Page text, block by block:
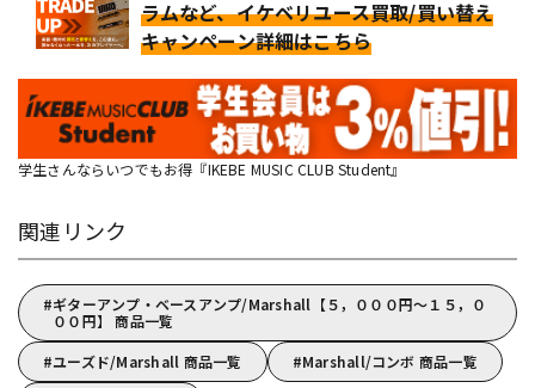
ラムなど、イケベリユース買取/買い替え
キャンペーン詳細はこちら
学生さんならいつでもお得『IKEBE MUSIC CLUB Student』
関連リンク
ギターアンプ・ベースアンプ/Marshall【５，０００円～１５，０
００円】 商品一覧
ユーズド/Marshall 商品一覧
Marshall/コンボ 商品一覧